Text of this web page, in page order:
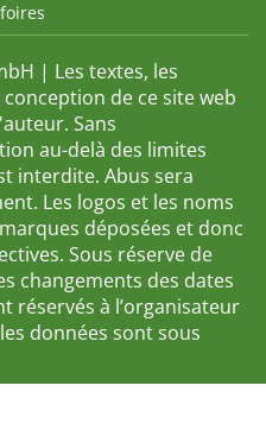
| Les textes, les
de ce site web
Sans
au-delà des limites
interdite. Abus sera
Les logos et les noms
déposées et donc
Sous réserve de
changements des dates
réservés à l’organisateur
données sont sous